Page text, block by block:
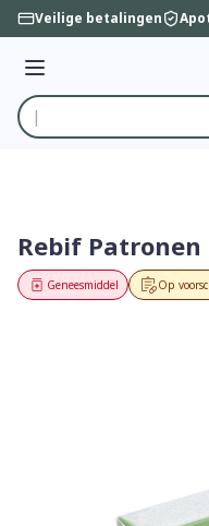
Ga naar de inhoud
Veilige betalingen
Menu
Product, merk,
Rebif Patronen
Op
Geneesmiddel